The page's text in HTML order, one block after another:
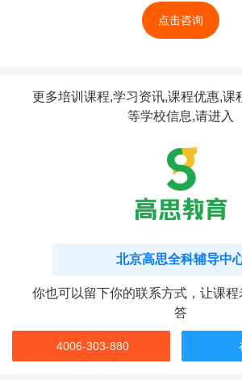
点击咨询
更多培训课程,学习资讯,课程优惠,课
等学校信息,请进入
北京高思全科辅导中
你也可以留下你的联系方式，让课
答
4006-303-880